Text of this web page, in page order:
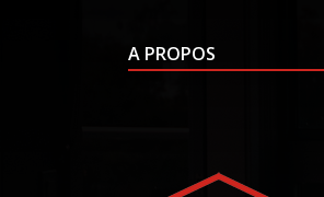
A PROPOS